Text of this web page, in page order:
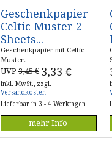
Geschenkpapier
Celtic Muster 2
Sheets...
Geschenkpapier mit Celtic
Muster.
UVP 3,45 € 3,33 €
inkl. MwSt., zzgl.
Versandkosten
Lieferbar in 3 - 4 Werktagen
mehr Info